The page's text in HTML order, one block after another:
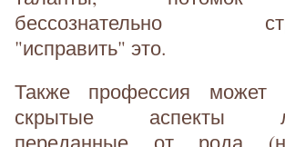
бессознательно
"исправить" это.
Также профессия может
скрытые аспекты